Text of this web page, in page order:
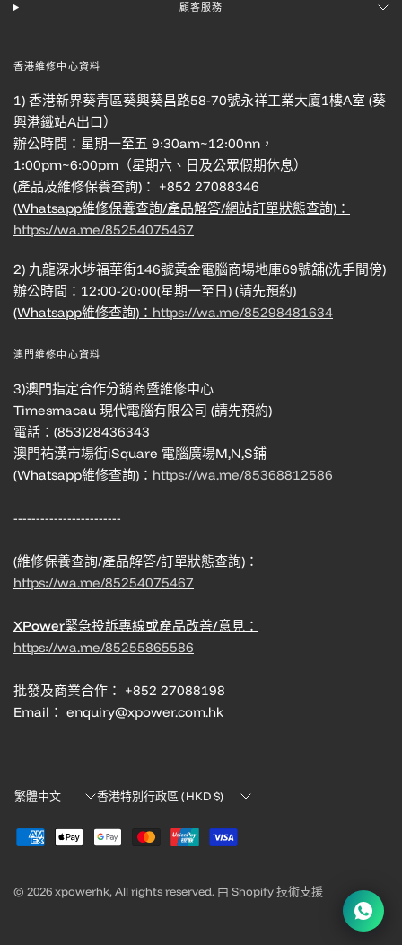
顧客服務
香港維修中心資料
1) 香港新界葵青區葵興葵昌路58-70號永祥工業大廈1樓A室 (葵
興港鐵站A出口）
辦公時間：星期一至五 9:30am~12:00nn，
1:00pm~6:00pm（星期六、日及公眾假期休息）
(產品及維修保養查詢)： +852 27088346
(Whatsapp維修保養查詢/產品解答/網站訂單狀態查詢)：
https://wa.me/85254075467
2) 九龍深水埗福華街146號黃金電腦商場地庫69號舖(洗手間傍)
辦公時間：12:00-20:00(星期一至日) (請先預約)
(Whatsapp維修查詢)： https://wa.me/85298481634
澳門維修中心資料
3)澳門指定合作分銷商暨維修中心
Timesmacau 現代電腦有限公司 (請先預約)
電話：(853)28436343
澳門祐漢市場街iSquare 電腦廣場M,N,S鋪
(Whatsapp維修查詢)： https://wa.me/85368812586
------------------------
(維修保養查詢/產品解答/訂單狀態查詢)：
https://wa.me/85254075467
XPower緊急投訴專線或產品改善/意見：
https://wa.me/85255865586
批發及商業合作： +852 27088198
Email： enquiry@xpower.com.hk
Translation
zh-
TW.localization.update_country
Translation
zh-
TW.localization.update_country
© 2026 xpowerhk, All rights reserved. 由 Shopify 技術支援